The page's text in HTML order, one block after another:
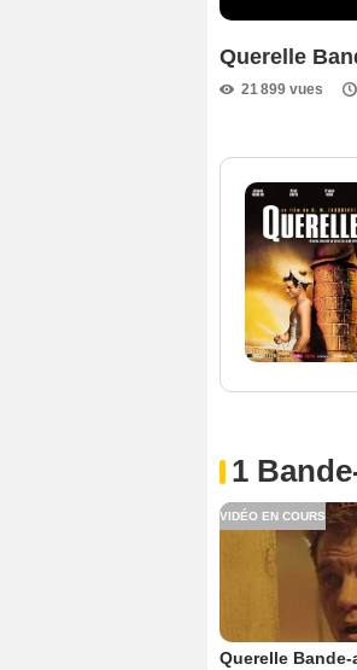
Querelle
21 899 vues
1
VIDÉO EN COURS
Querelle Bande-